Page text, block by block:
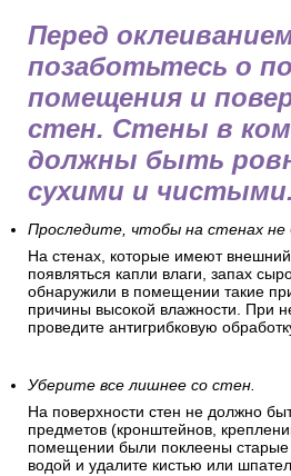
Перед
позаботьтесь о
помещения и
стен. Стены в
должны быть
сухими и чистыми.
Проследите, чтобы на стенах не
На стенах, которые имеют внешний
появляться капли влаги, запах
обнаружили в помещении такие
причины высокой влажности. При
проведите антигрибковую
Уберите все лишнее со стен.
На поверхности стен не должно
предметов (кронштейнов,
помещении были поклеены старые
водой и удалите кистью или